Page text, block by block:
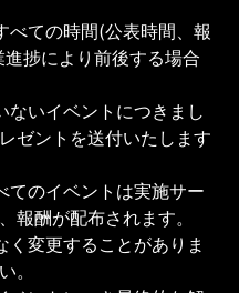
べての時間(公表時間、報
捗により前後する場合
ないイベントにつきまし
ゼントを送付いたします
てのイベントは実施サー
報酬が配布されます。
変更することがありま
。